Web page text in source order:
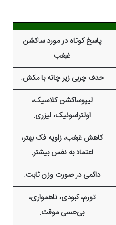
پاسخ کوتاه در مورد ساکشن
غبغب
حذف چربی زیر چانه با مکش.
لیپوساکشن کلاسیک،
اولتراسونیک، لیزری.
کاهش غبغب، زاویه فک بهتر،
اعتماد به نفس بیشتر.
دائمی در صورت وزن ثابت.
تورم، کبودی، ناهمواری،
بی‌حسی موقت.